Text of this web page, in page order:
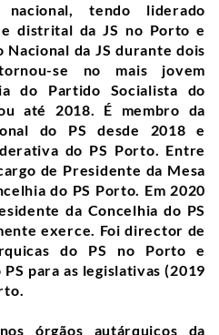
tendo liderado
distrital da JS no Porto e
da JS durante dois
se no mais jovem
do Partido Socialista do
até 2018. É membro da
do PS desde 2018 e
do PS Porto. Entre
de Presidente da Mesa
do PS Porto. Em 2020
da Concelhia do PS
exerce. Foi director de
do PS no Porto e
para as legislativas (2019
órgãos autárquicos da